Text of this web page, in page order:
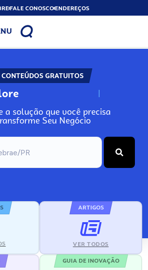
FALE CONOSCOENDEREÇOS
CONTEÚDOS GRATUITOS
N
a solução que você precisa
Seu Negócio
ARTIGOS
VER TODOS
GUIA DE INOVAÇÃO